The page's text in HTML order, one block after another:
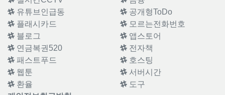
유튜브인급동
공개형ToDo
플래시카드
모르는전화번호
블로그
앱스토어
연금복권520
전자책
패스트푸드
호스팅
웹툰
서버시간
환율
도구